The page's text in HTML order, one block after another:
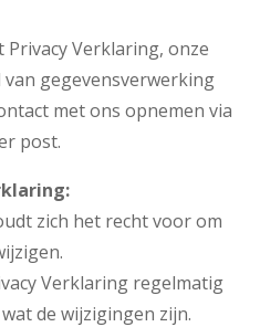
Verklaring, onze
gegevensverwerking
met ons opnemen via
post.
zich het recht voor om
Verklaring regelmatig
de wijzigingen zijn.